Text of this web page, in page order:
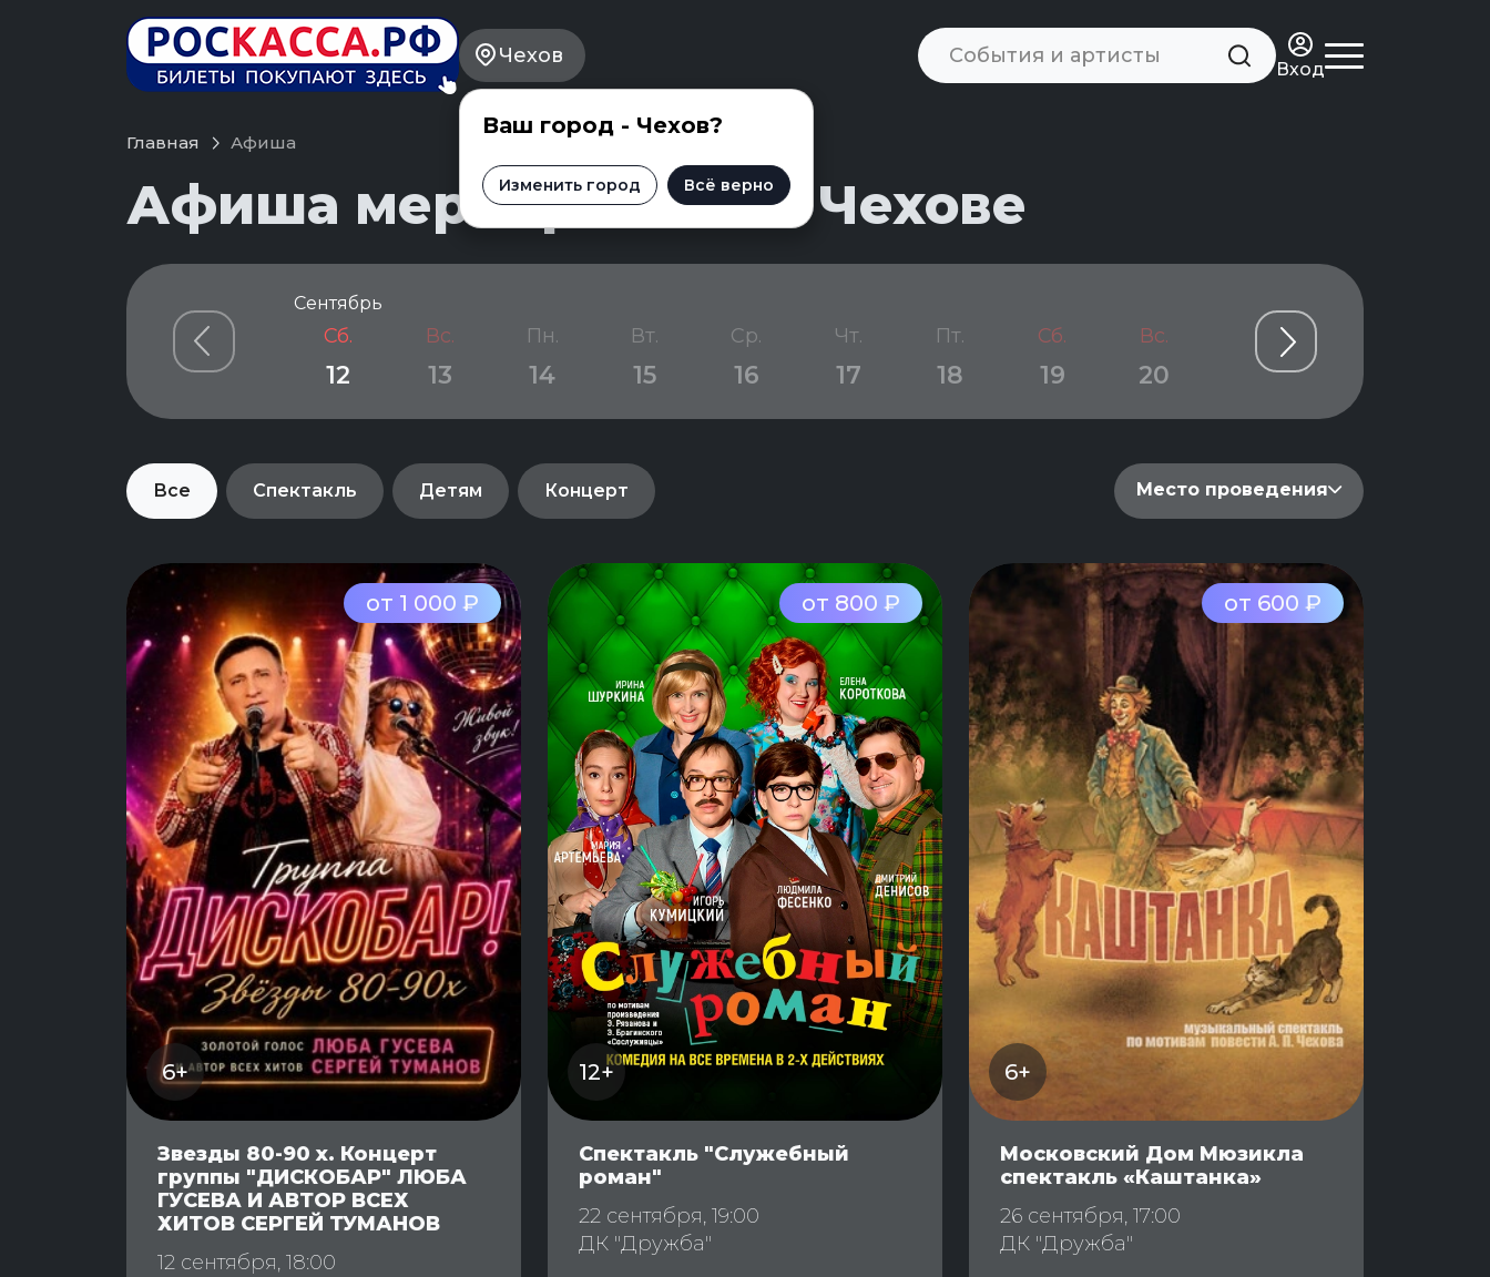
Чехов
Ваш город - Чехов?
Изменить город Всё верно
Вход
Главная Афиша
Афиша мероприятий в Чехове
Сентябрь
Сб.
12
Вс.
13
Пн.
14
Вт.
15
Ср.
16
Чт.
17
Пт.
18
Сб.
19
Вс.
20
Пн.
21 22
Все Спектакль Детям Концерт Место проведения
от 1 000 ₽
6+
Звезды 80-90 х. Концерт
группы "ДИСКОБАР" ЛЮБА
ГУСЕВА И АВТОР ВСЕХ
ХИТОВ СЕРГЕЙ ТУМАНОВ
12 сентября, 18:00
от 800 ₽
12+
Спектакль "Служебный
роман"
22 сентября, 19:00
ДК "Дружба"
от 600 ₽
6+
Московский Дом Мюзикла
спектакль «Каштанка»
26 сентября, 17:00
ДК "Дружба"